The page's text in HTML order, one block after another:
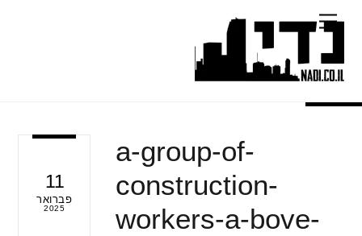
content
Menu
11
פברואר
2025
a-group-of-
construction-
workers-a-bove-